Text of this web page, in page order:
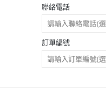
聯絡電話
訂單編號